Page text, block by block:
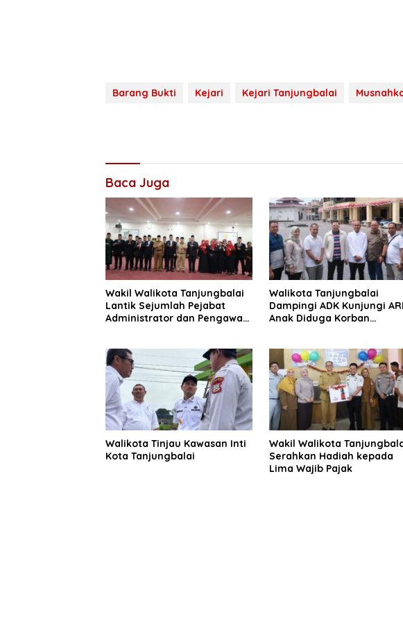
Barang Bukti Kejari Kejari Tanjungbalai
Baca Juga
Wakil Walikota Tanjungbalai
Lantik Sejumlah Pejabat
Administrator dan Pengawas
Walikota Tanjungbalai
Dampingi ADK Kunjungi
Anak Diduga Korban
Walikota Tinjau Kawasan Inti
Kota Tanjungbalai
Wakil Walikota
Serahkan Hadiah kepada
Lima Wajib Pajak